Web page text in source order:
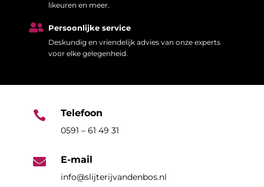
likeuren en meer.
 Persoonlijke service
Deskundig en vriendelijk advies van onze experts
voor elke gelegenheid.
 Telefoon
0591 – 61 49 31
 E-mail
info@slijterijvandenbos.nl